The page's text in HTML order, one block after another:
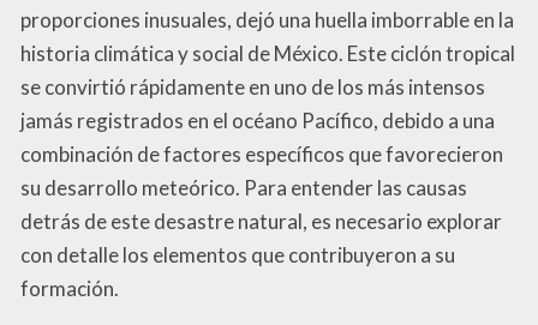
proporciones inusuales, dejó una huella imborrable en la
historia climática y social de México. Este ciclón tropical
se convirtió rápidamente en uno de los más intensos
jamás registrados en el océano Pacífico, debido a una
combinación de factores específicos que favorecieron
su desarrollo meteórico. Para entender las causas
detrás de este desastre natural, es necesario explorar
con detalle los elementos que contribuyeron a su
formación.